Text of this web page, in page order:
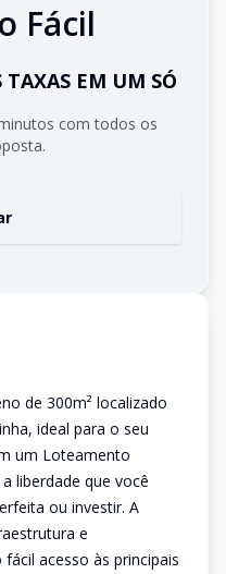
Fácil
TAXAS EM UM SÓ
com todos os
de 300m² localizado
ideal para o seu
um Loteamento
liberdade que você
ou investir. A
e
acesso às principais